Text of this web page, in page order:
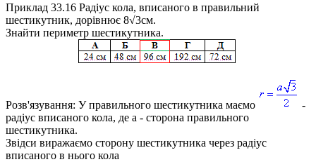
Приклад 33.16 Радіус кола, вписаного в правильний
шестикутник, дорівнює 8√3см.
Знайти периметр шестикутника.
Розв'язування: У правильного шестикутника маємо
-
радіус вписаного кола, де a - сторона правильного
шестикутника.
Звідси виражаємо сторону шестикутника через радіус
вписаного в нього кола